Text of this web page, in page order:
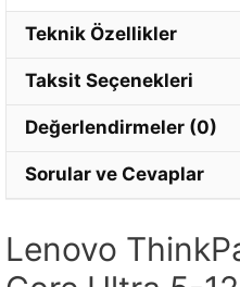
Teknik Özellikler
Taksit Seçenekleri
Değerlendirmeler (0)
Sorular ve Cevaplar
Lenovo